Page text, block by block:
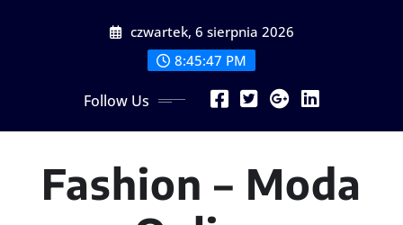
czwartek, 6 sierpnia 2026
8:45:47 PM
Follow Us
Fashion – Moda